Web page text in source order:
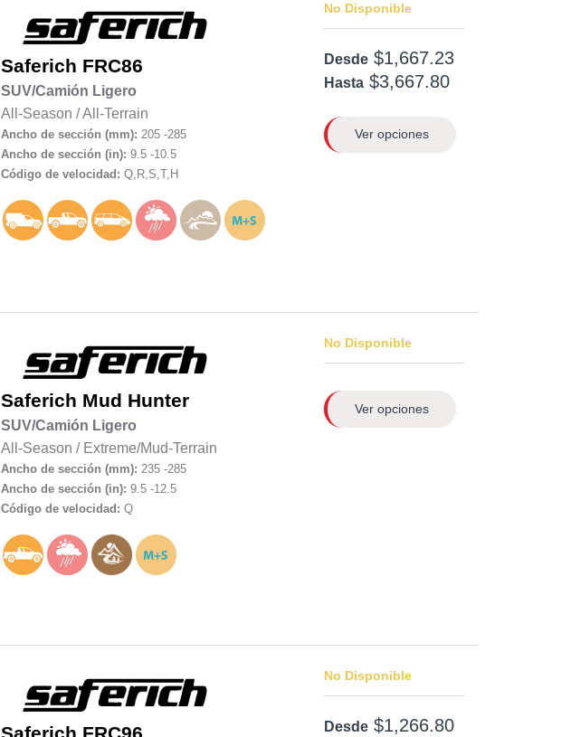
Saferich FRC86
SUV/Camión Ligero
All-Season /All-Terrain
Ancho de sección (mm): 205 -285
Ancho de sección (in): 9.5 -10.5
Código de velocidad: Q,R,S,T,H
No Disponible
Desde $1,667.23
Hasta $3,667.80
Ver opciones
Saferich Mud Hunter
SUV/Camión Ligero
All-Season / Extreme/Mud-Terrain
Ancho de sección (mm): 235 -285
Ancho de sección (in): 9.5 -12.5
Código de velocidad: Q
No Disponible
Ver opciones
No Disponible
Desde $1,266.80